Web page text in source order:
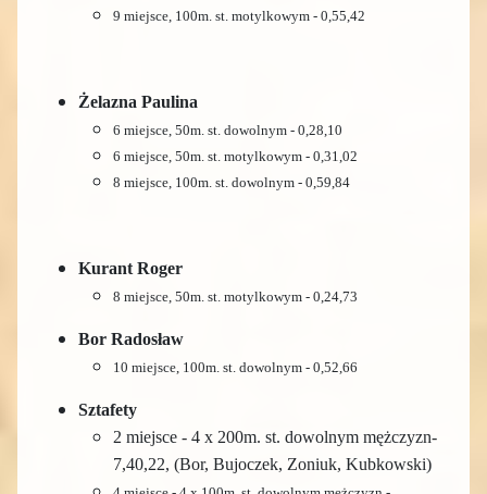
9 miejsce, 100m. st. motylkowym - 0,55,42
Żelazna Paulina
6 miejsce, 50m. st. dowolnym - 0,28,10
6 miejsce, 50m. st. motylkowym - 0,31,02
8 miejsce, 100m. st. dowolnym - 0,59,84
Kurant Roger
8 miejsce, 50m. st. motylkowym - 0,24,73
Bor Radosław
10 miejsce, 100m. st. dowolnym - 0,52,66
Sztafety
2 miejsce - 4 x 200m. st. dowolnym mężczyzn-
7,40,22, (Bor, Bujoczek, Zoniuk, Kubkowski)